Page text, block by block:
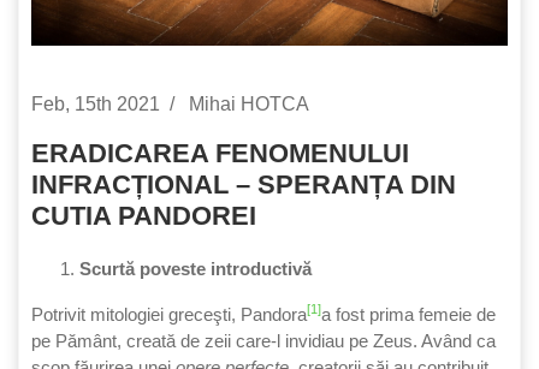
Feb, 15th 2021 Mihai HOTCA
ERADICAREA FENOMENULUI
INFRACȚIONAL – SPERANȚA DIN
CUTIA PANDOREI
Scurtă poveste introductivă
Potrivit mitologiei greceşti, Pandora[1]a fost pri­ma femeie de
pe Pământ, creată de zeii care‑l invi­diau pe Zeus. Având ca